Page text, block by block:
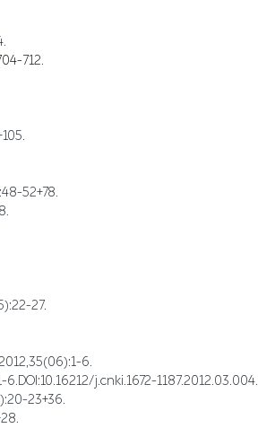
712.
52+78.
27.
6.
j.cnki.1672-1187.2012.03.004.
23+36.